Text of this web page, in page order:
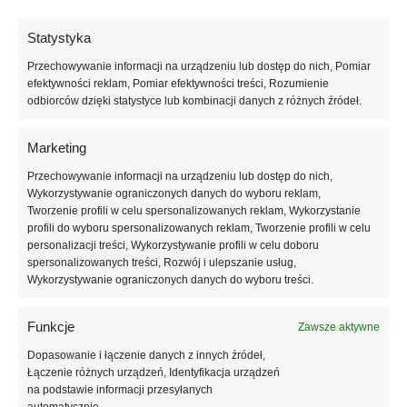
Statystyka
Przechowywanie informacji na urządzeniu lub dostęp do nich, Pomiar
efektywności reklam, Pomiar efektywności treści, Rozumienie
odbiorców dzięki statystyce lub kombinacji danych z różnych źródeł.
Marketing
Przechowywanie informacji na urządzeniu lub dostęp do nich,
Wykorzystywanie ograniczonych danych do wyboru reklam,
Tworzenie profili w celu spersonalizowanych reklam, Wykorzystanie
profili do wyboru spersonalizowanych reklam, Tworzenie profili w celu
personalizacji treści, Wykorzystywanie profili w celu doboru
spersonalizowanych treści, Rozwój i ulepszanie usług,
Wykorzystywanie ograniczonych danych do wyboru treści.
Funkcje Zawsze aktywne
Dopasowanie i łączenie danych z innych źródeł,
Łączenie różnych urządzeń, Identyfikacja urządzeń
na podstawie informacji przesyłanych
Klej do styropianu biały PRO MESH –
zastosowanie
zatapiania siatki z włókna szklanego w systemach ociepleń
Gwarancja czystego koloru:Biała baza kleju skutecznie
zapobiega powstawaniu ciemnych plam i prześwitów pod
jasnymi tynkami.
Do każdego rodzaju styropianu:Idealnie wiąże zarówno
klasyczne białe, jak i wymagające płyty grafitowe.
Główne zalety białego kleju do
styropianu:
Bezpieczny pod jasne kolory:Jasna barwa zaprawy
sprawia, że podłoże staje się niewidoczne pod jasnymi tynkami